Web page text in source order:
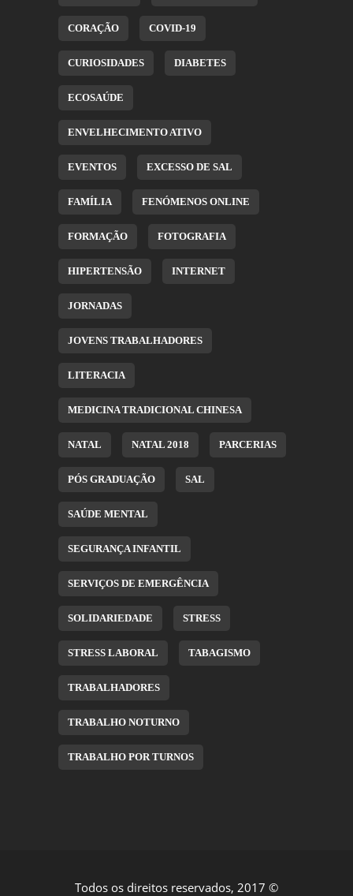
CORAÇÃO COVID-19
CURIOSIDADES DIABETES
ECOSAÚDE
ENVELHECIMENTO ATIVO
EVENTOS EXCESSO DE SAL
FAMÍLIA FENÓMENOS ONLINE
FORMAÇÃO FOTOGRAFIA
HIPERTENSÃO INTERNET
JORNADAS
JOVENS TRABALHADORES
LITERACIA
MEDICINA TRADICIONAL CHINESA
NATAL NATAL 2018 PARCERIAS
PÓS GRADUAÇÃO SAL
SAÚDE MENTAL
SEGURANÇA INFANTIL
SERVIÇOS DE EMERGÊNCIA
SOLIDARIEDADE STRESS
STRESS LABORAL TABAGISMO
TRABALHADORES
TRABALHO NOTURNO
TRABALHO POR TURNOS
Todos os direitos reservados, 2017 ©